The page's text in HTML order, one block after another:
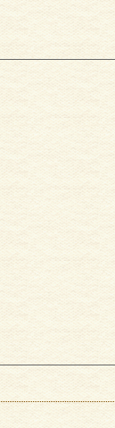
外壁塗装